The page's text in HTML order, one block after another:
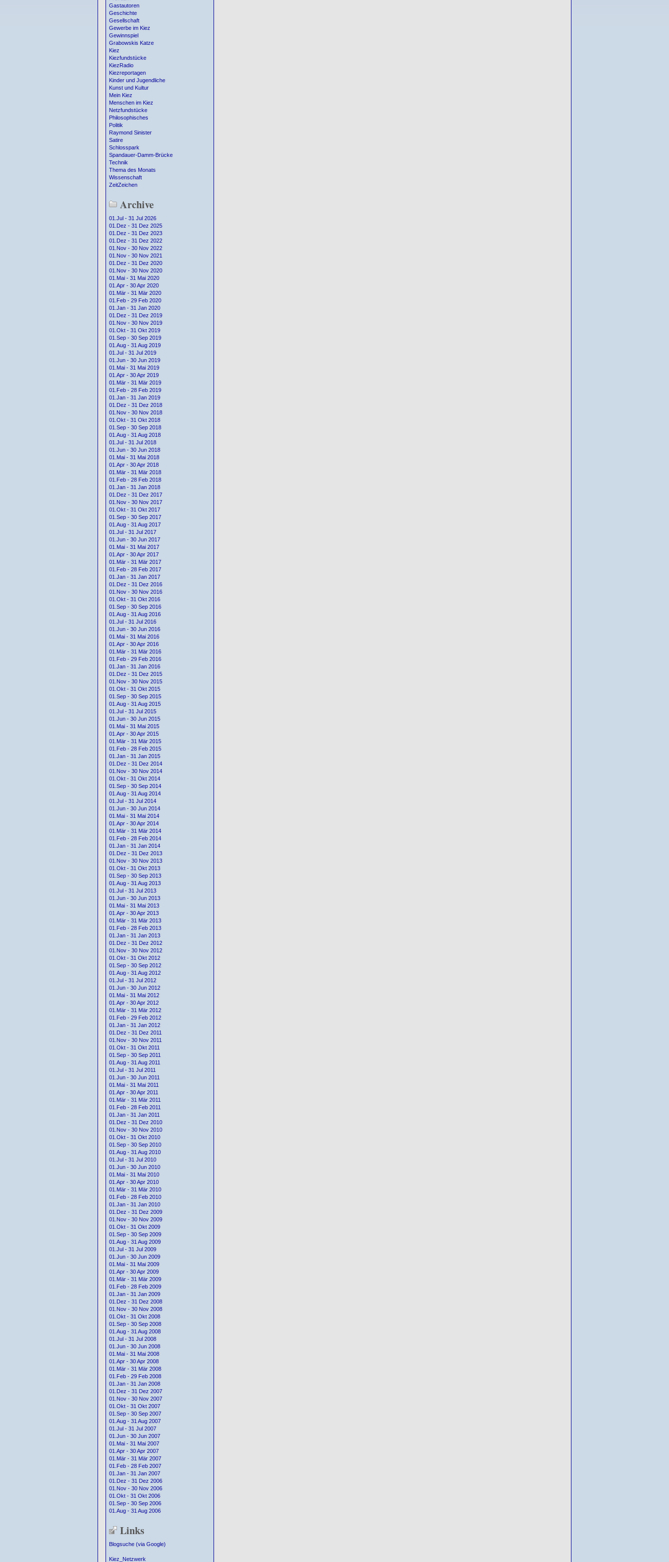
Gastautoren
Geschichte
Gesellschaft
Gewerbe im Kiez
Gewinnspiel
Grabowskis Katze
Kiez
Kiezfundstücke
KiezRadio
Kiezreportagen
Kinder und Jugendliche
Kunst und Kultur
Mein Kiez
Menschen im Kiez
Netzfundstücke
Philosophisches
Politik
Raymond Sinister
Satire
Schlosspark
Spandauer-Damm-Brücke
Technik
Thema des Monats
Wissenschaft
ZeitZeichen
Archive
01.Jul - 31 Jul 2026
01.Dez - 31 Dez 2025
01.Dez - 31 Dez 2023
01.Dez - 31 Dez 2022
01.Nov - 30 Nov 2022
01.Nov - 30 Nov 2021
01.Dez - 31 Dez 2020
01.Nov - 30 Nov 2020
01.Mai - 31 Mai 2020
01.Apr - 30 Apr 2020
01.Mär - 31 Mär 2020
01.Feb - 29 Feb 2020
01.Jan - 31 Jan 2020
01.Dez - 31 Dez 2019
01.Nov - 30 Nov 2019
01.Okt - 31 Okt 2019
01.Sep - 30 Sep 2019
01.Aug - 31 Aug 2019
01.Jul - 31 Jul 2019
01.Jun - 30 Jun 2019
01.Mai - 31 Mai 2019
01.Apr - 30 Apr 2019
01.Mär - 31 Mär 2019
01.Feb - 28 Feb 2019
01.Jan - 31 Jan 2019
01.Dez - 31 Dez 2018
01.Nov - 30 Nov 2018
01.Okt - 31 Okt 2018
01.Sep - 30 Sep 2018
01.Aug - 31 Aug 2018
01.Jul - 31 Jul 2018
01.Jun - 30 Jun 2018
01.Mai - 31 Mai 2018
01.Apr - 30 Apr 2018
01.Mär - 31 Mär 2018
01.Feb - 28 Feb 2018
01.Jan - 31 Jan 2018
01.Dez - 31 Dez 2017
01.Nov - 30 Nov 2017
01.Okt - 31 Okt 2017
01.Sep - 30 Sep 2017
01.Aug - 31 Aug 2017
01.Jul - 31 Jul 2017
01.Jun - 30 Jun 2017
01.Mai - 31 Mai 2017
01.Apr - 30 Apr 2017
01.Mär - 31 Mär 2017
01.Feb - 28 Feb 2017
01.Jan - 31 Jan 2017
01.Dez - 31 Dez 2016
01.Nov - 30 Nov 2016
01.Okt - 31 Okt 2016
01.Sep - 30 Sep 2016
01.Aug - 31 Aug 2016
01.Jul - 31 Jul 2016
01.Jun - 30 Jun 2016
01.Mai - 31 Mai 2016
01.Apr - 30 Apr 2016
01.Mär - 31 Mär 2016
01.Feb - 29 Feb 2016
01.Jan - 31 Jan 2016
01.Dez - 31 Dez 2015
01.Nov - 30 Nov 2015
01.Okt - 31 Okt 2015
01.Sep - 30 Sep 2015
01.Aug - 31 Aug 2015
01.Jul - 31 Jul 2015
01.Jun - 30 Jun 2015
01.Mai - 31 Mai 2015
01.Apr - 30 Apr 2015
01.Mär - 31 Mär 2015
01.Feb - 28 Feb 2015
01.Jan - 31 Jan 2015
01.Dez - 31 Dez 2014
01.Nov - 30 Nov 2014
01.Okt - 31 Okt 2014
01.Sep - 30 Sep 2014
01.Aug - 31 Aug 2014
01.Jul - 31 Jul 2014
01.Jun - 30 Jun 2014
01.Mai - 31 Mai 2014
01.Apr - 30 Apr 2014
01.Mär - 31 Mär 2014
01.Feb - 28 Feb 2014
01.Jan - 31 Jan 2014
01.Dez - 31 Dez 2013
01.Nov - 30 Nov 2013
01.Okt - 31 Okt 2013
01.Sep - 30 Sep 2013
01.Aug - 31 Aug 2013
01.Jul - 31 Jul 2013
01.Jun - 30 Jun 2013
01.Mai - 31 Mai 2013
01.Apr - 30 Apr 2013
01.Mär - 31 Mär 2013
01.Feb - 28 Feb 2013
01.Jan - 31 Jan 2013
01.Dez - 31 Dez 2012
01.Nov - 30 Nov 2012
01.Okt - 31 Okt 2012
01.Sep - 30 Sep 2012
01.Aug - 31 Aug 2012
01.Jul - 31 Jul 2012
01.Jun - 30 Jun 2012
01.Mai - 31 Mai 2012
01.Apr - 30 Apr 2012
01.Mär - 31 Mär 2012
01.Feb - 29 Feb 2012
01.Jan - 31 Jan 2012
01.Dez - 31 Dez 2011
01.Nov - 30 Nov 2011
01.Okt - 31 Okt 2011
01.Sep - 30 Sep 2011
01.Aug - 31 Aug 2011
01.Jul - 31 Jul 2011
01.Jun - 30 Jun 2011
01.Mai - 31 Mai 2011
01.Apr - 30 Apr 2011
01.Mär - 31 Mär 2011
01.Feb - 28 Feb 2011
01.Jan - 31 Jan 2011
01.Dez - 31 Dez 2010
01.Nov - 30 Nov 2010
01.Okt - 31 Okt 2010
01.Sep - 30 Sep 2010
01.Aug - 31 Aug 2010
01.Jul - 31 Jul 2010
01.Jun - 30 Jun 2010
01.Mai - 31 Mai 2010
01.Apr - 30 Apr 2010
01.Mär - 31 Mär 2010
01.Feb - 28 Feb 2010
01.Jan - 31 Jan 2010
01.Dez - 31 Dez 2009
01.Nov - 30 Nov 2009
01.Okt - 31 Okt 2009
01.Sep - 30 Sep 2009
01.Aug - 31 Aug 2009
01.Jul - 31 Jul 2009
01.Jun - 30 Jun 2009
01.Mai - 31 Mai 2009
01.Apr - 30 Apr 2009
01.Mär - 31 Mär 2009
01.Feb - 28 Feb 2009
01.Jan - 31 Jan 2009
01.Dez - 31 Dez 2008
01.Nov - 30 Nov 2008
01.Okt - 31 Okt 2008
01.Sep - 30 Sep 2008
01.Aug - 31 Aug 2008
01.Jul - 31 Jul 2008
01.Jun - 30 Jun 2008
01.Mai - 31 Mai 2008
01.Apr - 30 Apr 2008
01.Mär - 31 Mär 2008
01.Feb - 29 Feb 2008
01.Jan - 31 Jan 2008
01.Dez - 31 Dez 2007
01.Nov - 30 Nov 2007
01.Okt - 31 Okt 2007
01.Sep - 30 Sep 2007
01.Aug - 31 Aug 2007
01.Jul - 31 Jul 2007
01.Jun - 30 Jun 2007
01.Mai - 31 Mai 2007
01.Apr - 30 Apr 2007
01.Mär - 31 Mär 2007
01.Feb - 28 Feb 2007
01.Jan - 31 Jan 2007
01.Dez - 31 Dez 2006
01.Nov - 30 Nov 2006
01.Okt - 31 Okt 2006
01.Sep - 30 Sep 2006
01.Aug - 31 Aug 2006
Links
Blogsuche (via Google)
Kiez_Netzwerk